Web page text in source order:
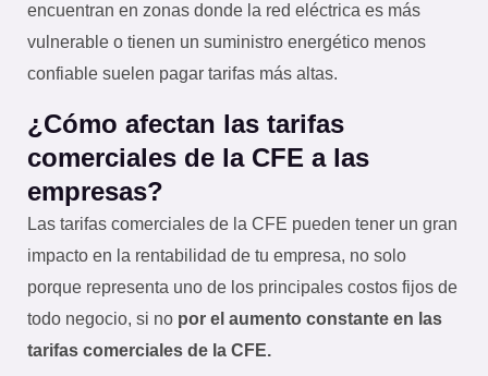
encuentran en zonas donde la red eléctrica es más
vulnerable o tienen un suministro energético menos
confiable suelen pagar tarifas más altas.
¿Cómo afectan las tarifas
comerciales de la CFE a las
empresas?
Las tarifas comerciales de la CFE pueden tener un gran
impacto en la rentabilidad de tu empresa, no solo
porque representa uno de los principales costos fijos de
todo negocio, si no por el aumento constante en las
tarifas comerciales de la CFE.